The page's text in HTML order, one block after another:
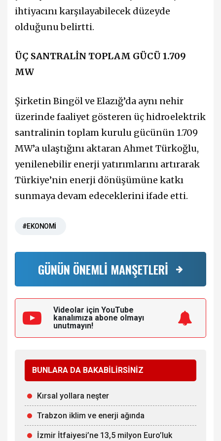
ihtiyacını karşılayabilecek düzeyde
olduğunu belirtti.
ÜÇ SANTRALİN TOPLAM GÜCÜ 1.709
MW
Şirketin Bingöl ve Elazığ’da aynı nehir
üzerinde faaliyet gösteren üç hidroelektrik
santralinin toplam kurulu gücünün 1.709
MW’a ulaştığını aktaran Ahmet Türkoğlu,
yenilenebilir enerji yatırımlarını artırarak
Türkiye’nin enerji dönüşümüne katkı
sunmaya devam edeceklerini ifade etti.
#EKONOMİ
GÜNÜN ÖNEMLİ MANŞETLERİ
Videolar için YouTube
kanalımıza abone olmayı
unutmayın!
BUNLARA DA BAKABİLİRSİNİZ
Kırsal yollara neşter
Trabzon iklim ve enerji ağında
İzmir İtfaiyesi’ne 13,5 milyon Euro’luk